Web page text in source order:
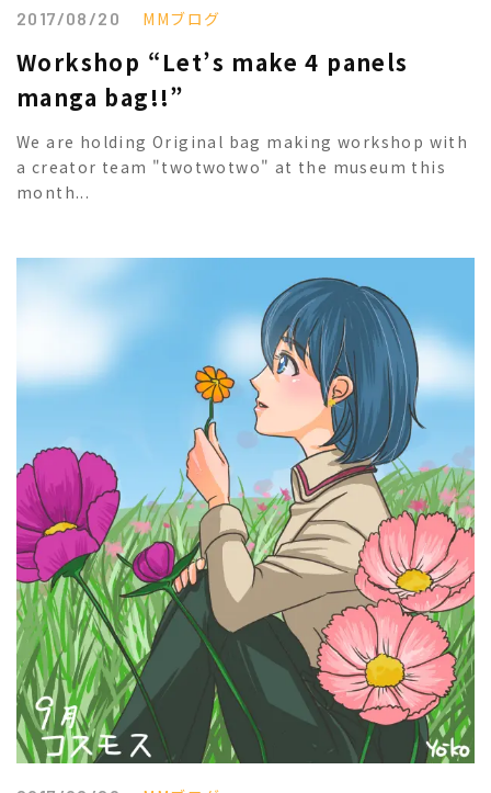
2017/08/20 MMブログ
Workshop “Let’s make 4 panels
manga bag!!”
We are holding Original bag making workshop with
a creator team "twotwotwo" at the museum this
month...